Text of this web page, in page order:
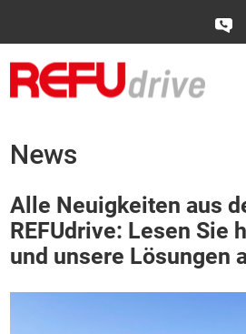
News
Alle Neuigkeiten aus
REFUdrive: Lesen Sie
und unsere Lösungen